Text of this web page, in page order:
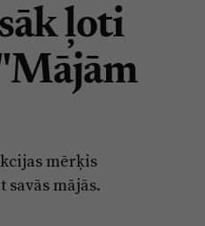
ļoti
mērķis
mājās.